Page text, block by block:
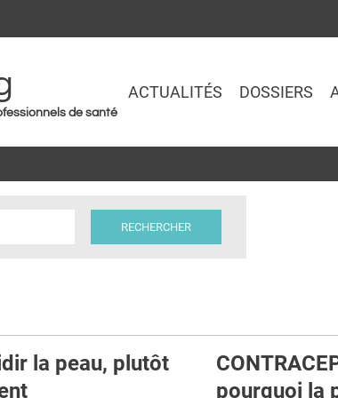
de santé
ACTUALITÉS DOSSIERS
la peau, plutôt
pourquoi la